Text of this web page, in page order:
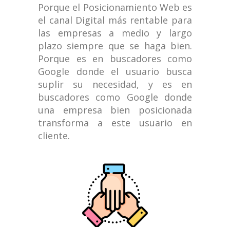
Porque el Posicionamiento Web es
el canal Digital más rentable para
las empresas a medio y largo
plazo siempre que se haga bien.
Porque es en buscadores como
Google donde el usuario busca
suplir su necesidad, y es en
buscadores como Google donde
una empresa bien posicionada
transforma a este usuario en
cliente.